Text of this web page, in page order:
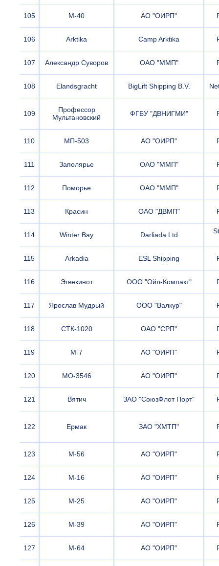
105 М-40 АО "ОИРП"
106 Arktika Camp Arktika
107 Александр Суворов ОАО "ММП"
108 Elandsgracht BigLift Shipping B.V.
109
Профессор
Мультановский
ФГБУ "ДВНИГМИ"
110 МП-503 АО "ОИРП"
111 Заполярье ОАО "ММП"
112 Поморье ОАО "ММП"
113 Красин ОАО "ДВМП"
114 Winter Bay Darliada Ltd
115 Arkadia ESL Shipping
116 Эгвекинот ООО "Ойл-Компакт"
117 Ярослав Мудрый ООО "Валкур"
118 СТК-1020 ОАО "СРП"
119 М-7 АО "ОИРП"
120 МО-3546 АО "ОИРП"
121 Вятич ЗАО "СоюзФлот Порт"
122 Ермак ЗАО "ХМТП"
123 М-56 АО "ОИРП"
124 М-16 АО "ОИРП"
125 М-25 АО "ОИРП"
126 М-39 АО "ОИРП"
127 М-64 АО "ОИРП"